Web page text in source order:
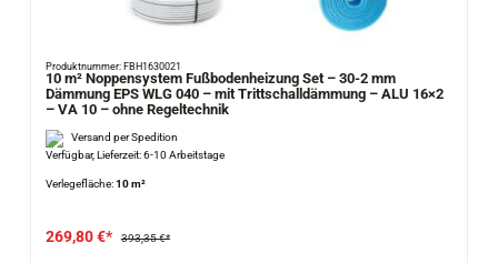
Produktnummer: FBH1630021
10 m² Noppensystem Fußbodenheizung Set – 30-2 mm
Dämmung EPS WLG 040 – mit Trittschalldämmung – ALU 16×2
– VA 10 – ohne Regeltechnik
Versand per Spedition
Verfügbar, Lieferzeit: 6-10 Arbeitstage
Verlegefläche:10 m²
269,80 €* 393,35 €*